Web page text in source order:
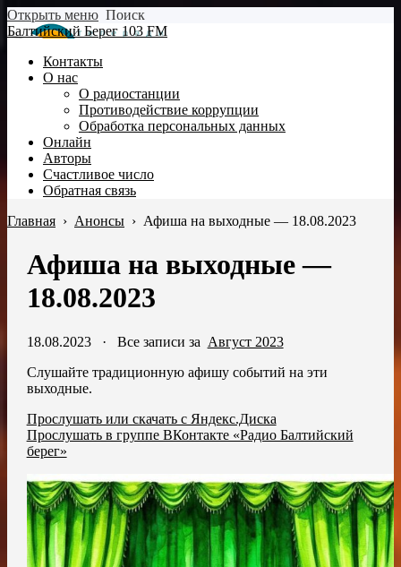
Открыть меню Поиск
Балтийский Берег 103 FM
Контакты
О нас
О радиостанции
Противодействие коррупции
Обработка персональных данных
Онлайн
Авторы
Счастливое число
Обратная связь
Главная › Анонсы › Афиша на выходные — 18.08.2023
Афиша на выходные —
18.08.2023
18.08.2023· Все записи за Август 2023
Слушайте традиционную афишу событий на эти
выходные.
Прослушать или скачать с Яндекс.Диска
Прослушать в группе ВКонтакте «Радио Балтийский
берег»